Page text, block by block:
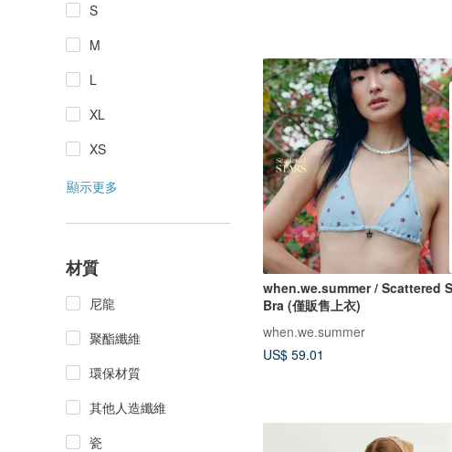
S
M
L
XL
XS
顯示更多
材質
尼龍
聚酯纖維
環保材質
其他人造纖維
瓷
when.we.summer / Scattered
Bra (僅販售上衣)
when.we.summer
US$ 59.01